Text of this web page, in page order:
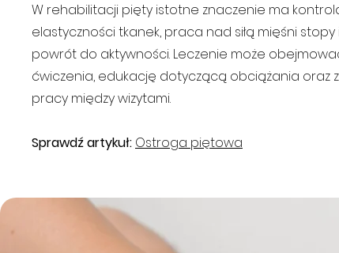
W rehabilitacji pięty istotne znaczenie ma
elastyczności tkanek, praca nad siłą mięśni stopy
powrót do aktywności. Leczenie może
ćwiczenia, edukację dotyczącą obciążania oraz
pracy między wizytami.
Sprawdź artykuł: Ostroga piętowa